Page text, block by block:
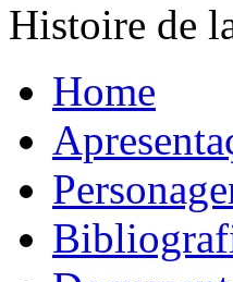
Histoire de
Home